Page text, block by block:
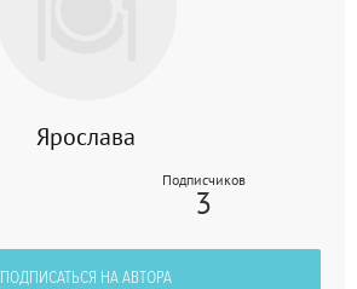
Ярослава
Подписчиков
3
ПОДПИСАТЬСЯ НА АВТОРА